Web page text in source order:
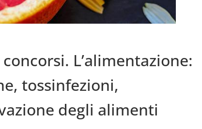
L’alimentazione:
tossinfezioni,
degli alimenti